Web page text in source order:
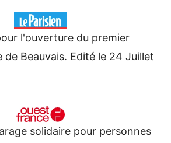
l'ouverture du premier
de Beauvais. Edité le 24 Juillet
solidaire pour personnes